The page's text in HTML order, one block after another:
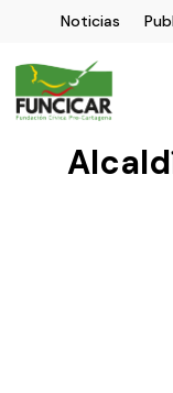
Noticias